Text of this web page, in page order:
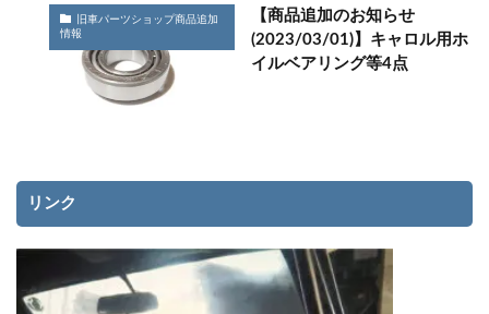
旧車パーツショップ商品追加
情報
【商品追加のお知らせ
(2023/03/01)】キャロル用ホ
イルベアリング等4点
リンク